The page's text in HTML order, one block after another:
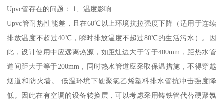
Upvc管存在的问题： 1、温度影响
Upvc管耐热性能差，且在60℃以上环境抗拉强度下降（适用于连续
排放温度不超过40℃，瞬时排放温度不超过80℃的生活污水）。因
此，设计使用中应远离热源，如距灶边大于等于400mm，距热水管
道间距大于等于200mm，同时热水管道应采取保温措施，不得穿越
烟道和防火墙。 低温环境下硬聚氯乙烯塑料排水管抗冲击强度降
低。因此在有空调的设备转换层，可以考虑采用铸铁管代替硬聚氯